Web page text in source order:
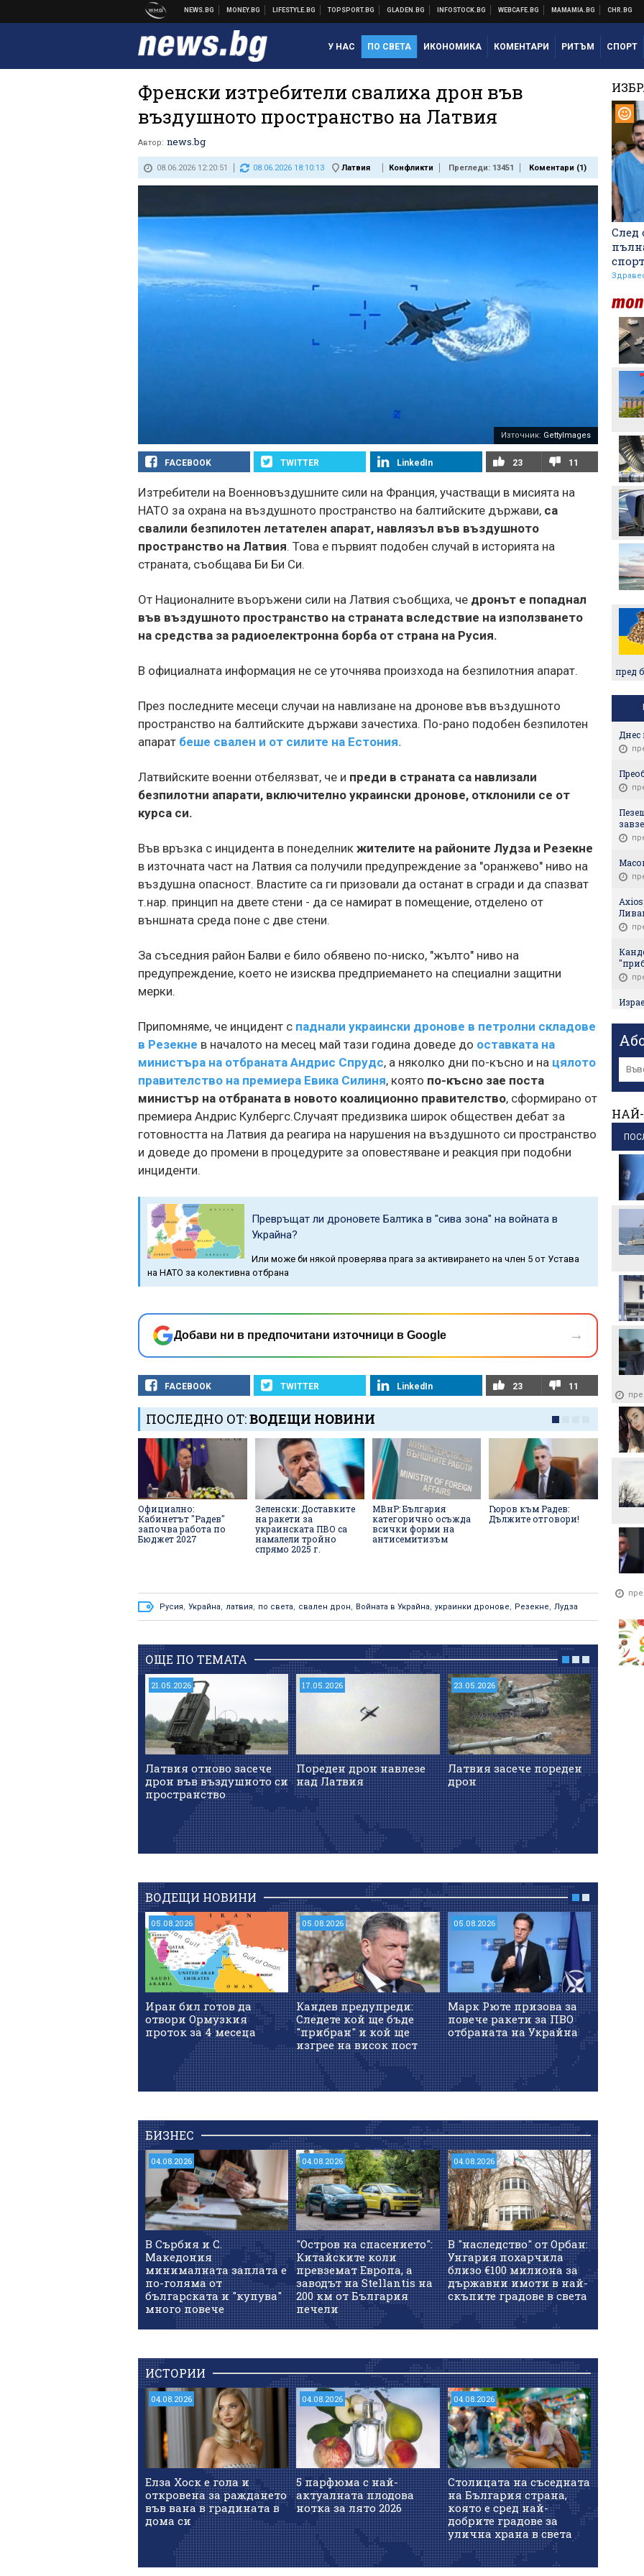
У НАС ПО СВЕТА ИКОНОМИКА КОМЕНТАРИ РИТЪМ СПОРТ
Френски изтребители свалиха дрон във
въздушното пространство на Латвия
Автор: news.bg
08.06.2026 12:20:51 08.06.2026 18:10:13 Латвия Конфликти Прегледи: 13451 Коментари (1)
Източник: GettyImages
FACEBOOK TWITTER LinkedIn 23 11
Изтребители на Военновъздушните сили на Франция, участващи в мисията на
НАТО за охрана на въздушното пространство на балтийските държави, са
свалили безпилотен летателен апарат, навлязъл във въздушното
пространство на Латвия. Това е първият подобен случай в историята на
страната, съобщава Би Би Си.
От Националните въоръжени сили на Латвия съобщиха, че дронът е попаднал
във въздушното пространство на страната вследствие на използването
на средства за радиоелектронна борба от страна на Русия.
В официалната информация не се уточнява произхода на безпилотния апарат.
През последните месеци случаи на навлизане на дронове във въздушното
пространство на балтийските държави зачестиха. По-рано подобен безпилотен
апарат беше свален и от силите на Естония.
Латвийските военни отбелязват, че и преди в страната са навлизали
безпилотни апарати, включително украински дронове, отклонили се от
курса си.
Във връзка с инцидента в понеделник жителите на районите Лудза и Резекне
в източната част на Латвия са получили предупреждение за "оранжево" ниво на
въздушна опасност. Властите са ги призовали да останат в сгради и да спазват
т.нар. принцип на двете стени - да се намират в помещение, отделено от
външната среда поне с две стени.
За съседния район Балви е било обявено по-ниско, "жълто" ниво на
предупреждение, което не изисква предприемането на специални защитни
мерки.
Припомняме, че инцидент с паднали украински дронове в петролни складове
в Резекне в началото на месец май тази година доведе до оставката на
министъра на отбраната Андрис Спрудс, а няколко дни по-късно и на цялото
правителство на премиера Евика Силиня, която по-късно зае поста
министър на отбраната в новото коалиционно правителство, сформирано от
премиера Андрис Кулбергс.Случаят предизвика широк обществен дебат за
готовността на Латвия да реагира на нарушения на въздушното си пространство
и доведе до промени в процедурите за оповестяване и реакция при подобни
инциденти.
Превръщат ли дроновете Балтика в "сива зона" на войната в
Украйна?
Или може би някой проверява прага за активирането на член 5 от Устава
на НАТО за колективна отбрана
Добави ни в предпочитани източници в Google →
FACEBOOK TWITTER LinkedIn 23 11
ПОСЛЕДНО ОТ:ВОДЕЩИ НОВИНИ
Официално:
Кабинетът "Радев"
започва работа по
Бюджет 2027
Зеленски: Доставките
на ракети за
украинската ПВО са
намалели тройно
спрямо 2025 г.
МВнР: България
категорично осъжда
всички форми на
антисемитизъм
Гюров към Радев:
Дължите отговори!
Радев:
Русия, Украйна, латвия, по света, свален дрон, Войната в Украйна, украинки дронове, Резекне, Лудза
ОЩЕ ПО ТЕМАТА
21.05.2026
Латвия отново засече
дрон във въздушното си
пространство
17.05.2026
Пореден дрон навлезе
над Латвия
23.05.2026
Латвия засече пореден
дрон
ВОДЕЩИ НОВИНИ
05.08.2026
Иран бил готов да
отвори Ормузкия
проток за 4 месеца
05.08.2026
Кандев предупреди:
Следете кой ще бъде
"прибран" и кой ще
изгрее на висок пост
05.08.2026
Марк Рюте призова за
повече ракети за ПВО
отбраната на Украйна
БИЗНЕС
04.08.2026
В Сърбия и С.
Македония
минималната заплата е
по-голяма от
българската и "купува"
много повече
04.08.2026
"Остров на спасението":
Китайските коли
превземат Европа, а
заводът на Stellantis на
200 км от България
печели
04.08.2026
В "наследство" от Орбан:
Унгария похарчила
близо €100 милиона за
държавни имоти в най-
скъпите градове в света
ИСТОРИИ
04.08.2026
Елза Хоск е гола и
откровена за раждането
във вана в градината в
дома си
04.08.2026
5 парфюма с най-
актуалната плодова
нотка за лято 2026
04.08.2026
Столицата на съседната
на България страна,
която е сред най-
добрите градове за
улична храна в света
След
Стотици посрещнаха
Мохамед Салах в Турция
Вицепрезидентът на
УЕФА: Имаме нужда от
кандидат срещу
Инфантино
отсъства дълго от
терените
Христо Янев вече е
наясно със състава за
се окаже последния
евромач на "Герена" в
пред
Днес